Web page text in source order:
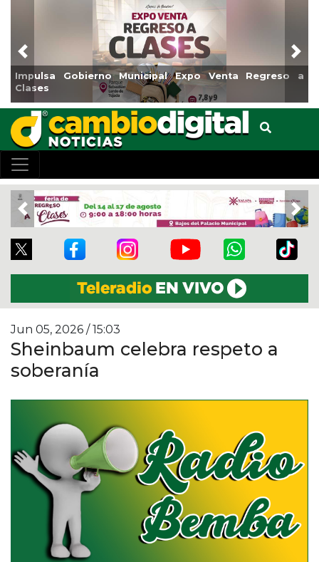
Impulsa Gobierno Municipal Expo Venta Regreso a
Clases
Previous
Previous
Jun 05, 2026 / 15:03
Sheinbaum celebra respeto a
soberanía